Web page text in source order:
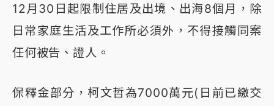
12月30日起限制住居及出境、出海8個月，除
日常家庭生活及工作所必須外，不得接觸同案
任何被告、證人。
保釋金部分，柯文哲為7000萬元(日前已繳交